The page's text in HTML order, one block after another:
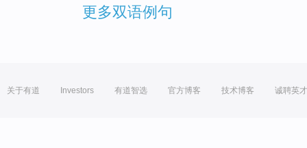
更多双语例句
关于有道 Investors 有道智选 官方博客 技术博客 诚聘英才